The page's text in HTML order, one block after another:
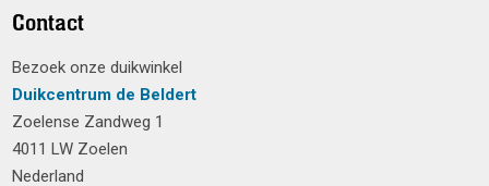
Contact
Bezoek onze duikwinkel
Duikcentrum de Beldert
Zoelense Zandweg 1
4011 LW Zoelen
Nederland